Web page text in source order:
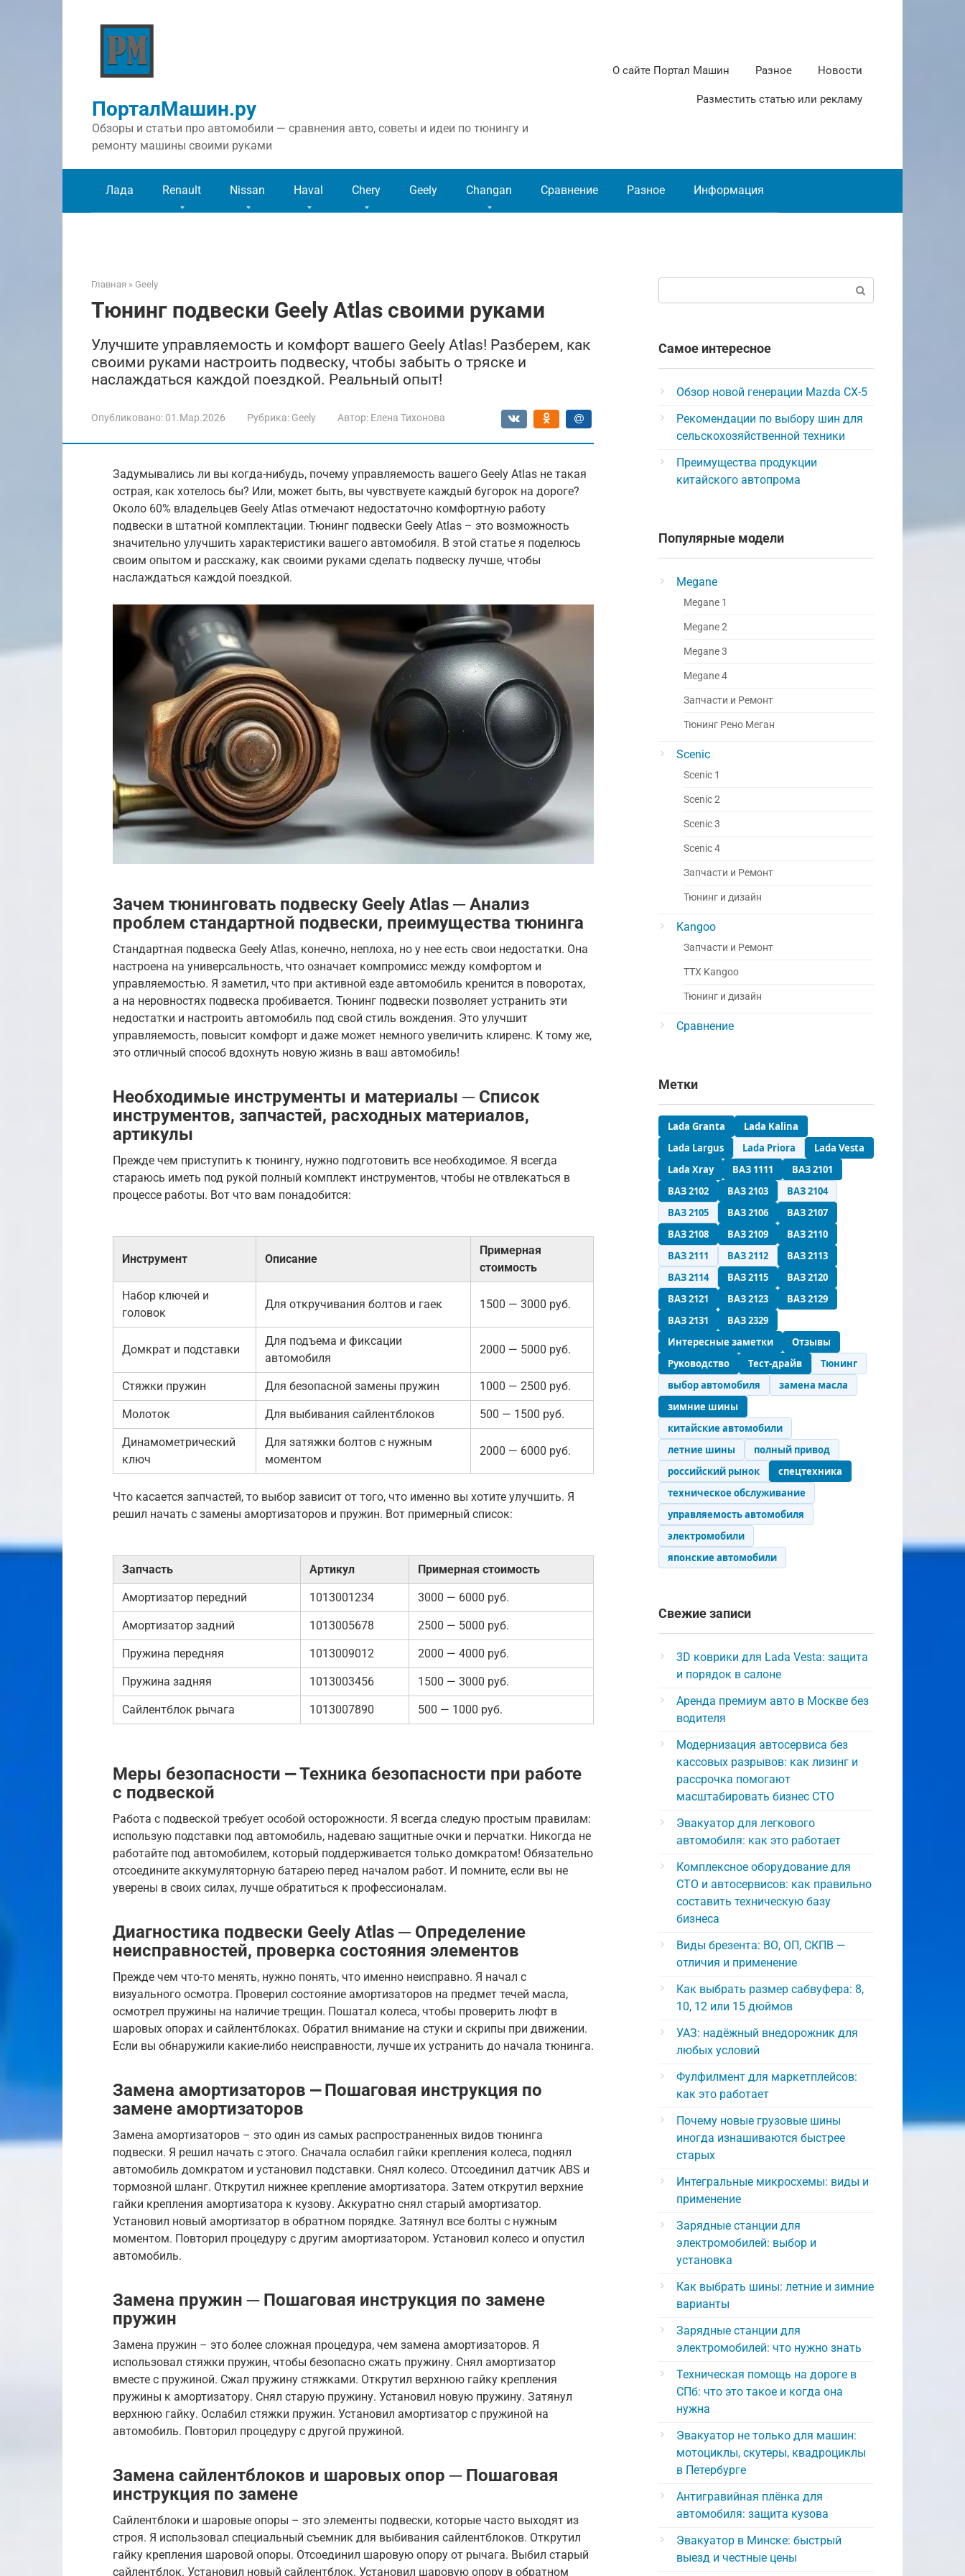
ПорталМашин.ру
Обзоры и статьи про автомобили — сравнения авто, советы и идеи по тюнингу и
ремонту машины своими руками
О сайте Портал Машин Разное Новости
Разместить статью или рекламу
Лада Renault Nissan Haval Chery Geely Changan Сравнение Разное Информация
Главная » Geely
Тюнинг подвески Geely Atlas своими руками
Улучшите управляемость и комфорт вашего Geely Atlas! Разберем, как
своими руками настроить подвеску, чтобы забыть о тряске и
наслаждаться каждой поездкой. Реальный опыт!
Опубликовано: 01.Мар.2026 Рубрика: Geely Автор: Елена Тихонова
Задумывались ли вы когда-нибудь, почему управляемость вашего Geely Atlas не такая
острая, как хотелось бы? Или, может быть, вы чувствуете каждый бугорок на дороге?
Около 60% владельцев Geely Atlas отмечают недостаточно комфортную работу
подвески в штатной комплектации. Тюнинг подвески Geely Atlas – это возможность
значительно улучшить характеристики вашего автомобиля. В этой статье я поделюсь
своим опытом и расскажу, как своими руками сделать подвеску лучше, чтобы
наслаждаться каждой поездкой.
Зачем тюнинговать подвеску Geely Atlas ─ Анализ
проблем стандартной подвески, преимущества тюнинга
Стандартная подвеска Geely Atlas, конечно, неплоха, но у нее есть свои недостатки. Она
настроена на универсальность, что означает компромисс между комфортом и
управляемостью. Я заметил, что при активной езде автомобиль кренится в поворотах,
а на неровностях подвеска пробивается. Тюнинг подвески позволяет устранить эти
недостатки и настроить автомобиль под свой стиль вождения. Это улучшит
управляемость, повысит комфорт и даже может немного увеличить клиренс. К тому же,
это отличный способ вдохнуть новую жизнь в ваш автомобиль!
Необходимые инструменты и материалы ─ Список
инструментов, запчастей, расходных материалов,
артикулы
Прежде чем приступить к тюнингу, нужно подготовить все необходимое. Я всегда
стараюсь иметь под рукой полный комплект инструментов, чтобы не отвлекаться в
процессе работы. Вот что вам понадобится:
Инструмент Описание
Примерная
стоимость
Набор ключей и
головок
Для откручивания болтов и гаек 1500 — 3000 руб.
Домкрат и подставки
Для подъема и фиксации
автомобиля
2000 — 5000 руб.
Стяжки пружин Для безопасной замены пружин 1000 — 2500 руб.
Молоток Для выбивания сайлентблоков 500 — 1500 руб.
Динамометрический
ключ
Для затяжки болтов с нужным
моментом
2000 — 6000 руб.
Что касается запчастей, то выбор зависит от того, что именно вы хотите улучшить. Я
решил начать с замены амортизаторов и пружин. Вот примерный список:
Запчасть Артикул Примерная стоимость
Амортизатор передний 1013001234 3000 — 6000 руб.
Амортизатор задний 1013005678 2500 — 5000 руб.
Пружина передняя 1013009012 2000 — 4000 руб.
Пружина задняя 1013003456 1500 — 3000 руб.
Сайлентблок рычага 1013007890 500 — 1000 руб.
Меры безопасности ⎼ Техника безопасности при работе
с подвеской
Работа с подвеской требует особой осторожности. Я всегда следую простым правилам:
использую подставки под автомобиль, надеваю защитные очки и перчатки. Никогда не
работайте под автомобилем, который поддерживается только домкратом! Обязательно
отсоедините аккумуляторную батарею перед началом работ. И помните, если вы не
уверены в своих силах, лучше обратиться к профессионалам.
Диагностика подвески Geely Atlas ─ Определение
неисправностей, проверка состояния элементов
Прежде чем что-то менять, нужно понять, что именно неисправно. Я начал с
визуального осмотра. Проверил состояние амортизаторов на предмет течей масла,
осмотрел пружины на наличие трещин. Пошатал колеса, чтобы проверить люфт в
шаровых опорах и сайлентблоках. Обратил внимание на стуки и скрипы при движении.
Если вы обнаружили какие-либо неисправности, лучше их устранить до начала тюнинга.
Замена амортизаторов ⎼ Пошаговая инструкция по
замене амортизаторов
Замена амортизаторов – это один из самых распространенных видов тюнинга
подвески. Я решил начать с этого. Сначала ослабил гайки крепления колеса, поднял
автомобиль домкратом и установил подставки. Снял колесо. Отсоединил датчик ABS и
тормозной шланг. Открутил нижнее крепление амортизатора. Затем открутил верхние
гайки крепления амортизатора к кузову. Аккуратно снял старый амортизатор.
Установил новый амортизатор в обратном порядке. Затянул все болты с нужным
моментом. Повторил процедуру с другим амортизатором. Установил колесо и опустил
автомобиль.
Замена пружин ─ Пошаговая инструкция по замене
пружин
Замена пружин – это более сложная процедура, чем замена амортизаторов. Я
использовал стяжки пружин, чтобы безопасно сжать пружину. Снял амортизатор
вместе с пружиной. Сжал пружину стяжками. Открутил верхнюю гайку крепления
пружины к амортизатору. Снял старую пружину. Установил новую пружину. Затянул
верхнюю гайку. Ослабил стяжки пружин. Установил амортизатор с пружиной на
автомобиль. Повторил процедуру с другой пружиной.
Замена сайлентблоков и шаровых опор ─ Пошаговая
инструкция по замене
Сайлентблоки и шаровые опоры – это элементы подвески, которые часто выходят из
строя. Я использовал специальный съемник для выбивания сайлентблоков. Открутил
гайку крепления шаровой опоры. Отсоединил шаровую опору от рычага. Выбил старый
сайлентблок. Установил новый сайлентблок. Установил шаровую опору в обратном
Самое интересное
Обзор новой генерации Mazda CX-5
Рекомендации по выбору шин для
сельскохозяйственной техники
Преимущества продукции
китайского автопрома
Популярные модели
Megane
Megane 1
Megane 2
Megane 3
Megane 4
Запчасти и Ремонт
Тюнинг Рено Меган
Scenic
Scenic 1
Scenic 2
Scenic 3
Scenic 4
Запчасти и Ремонт
Тюнинг и дизайн
Kangoo
Запчасти и Ремонт
ТТХ Kangoo
Тюнинг и дизайн
Сравнение
Метки
Lada Granta
Lada Kalina
Lada Largus
Lada Priora
Lada Vesta
Lada Xray
ВАЗ 1111
ВАЗ 2101
ВАЗ 2102
ВАЗ 2103
ВАЗ 2104
ВАЗ 2105
ВАЗ 2106
ВАЗ 2107
ВАЗ 2108
ВАЗ 2109
ВАЗ 2110
ВАЗ 2111
ВАЗ 2112
ВАЗ 2113
ВАЗ 2114
ВАЗ 2115
ВАЗ 2120
ВАЗ 2121
ВАЗ 2123
ВАЗ 2129
ВАЗ 2131
ВАЗ 2329
Интересные заметки
Отзывы
Руководство
Тест-драйв
Тюнинг
выбор автомобиля
замена масла
зимние шины
китайские автомобили
летние шины
полный привод
российский рынок
спецтехника
техническое обслуживание
управляемость автомобиля
электромобили
японские автомобили
Свежие записи
3D коврики для Lada Vesta: защита
и порядок в салоне
Аренда премиум авто в Москве без
водителя
Модернизация автосервиса без
кассовых разрывов: как лизинг и
рассрочка помогают
масштабировать бизнес СТО
Эвакуатор для легкового
автомобиля: как это работает
Комплексное оборудование для
СТО и автосервисов: как правильно
составить техническую базу
бизнеса
Виды брезента: ВО, ОП, СКПВ —
отличия и применение
Как выбрать размер сабвуфера: 8,
10, 12 или 15 дюймов
УАЗ: надёжный внедорожник для
любых условий
Фулфилмент для маркетплейсов:
как это работает
Почему новые грузовые шины
иногда изнашиваются быстрее
старых
Интегральные микросхемы: виды и
применение
Зарядные станции для
электромобилей: выбор и
установка
Как выбрать шины: летние и зимние
варианты
Зарядные станции для
электромобилей: что нужно знать
Техническая помощь на дороге в
СПб: что это такое и когда она
нужна
Эвакуатор не только для машин:
мотоциклы, скутеры, квадроциклы
в Петербурге
Антигравийная плёнка для
автомобиля: защита кузова
Эвакуатор в Минске: быстрый
выезд и честные цены